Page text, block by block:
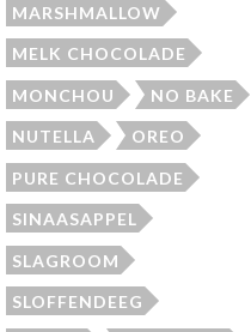
MARSHMALLOW
MELK CHOCOLADE
MONCHOU NO BAKE
NUTELLA OREO
PURE CHOCOLADE
SINAASAPPEL
SLAGROOM
SLOFFENDEEG